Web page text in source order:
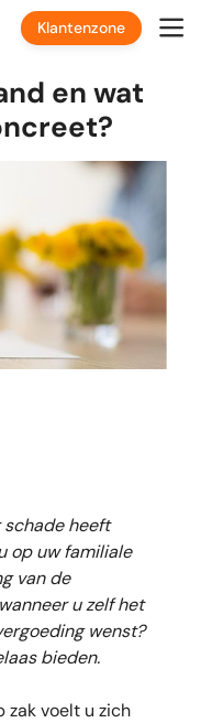
Klantenzone
en wat
schade heeft
op uw familiale
van de
u zelf het
wenst?
bieden.
zak voelt u zich